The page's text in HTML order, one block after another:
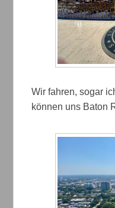
Wir fahren, sogar
können uns Baton